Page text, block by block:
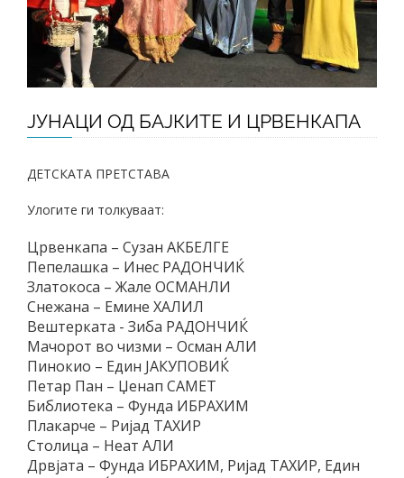
ЈУНАЦИ ОД БАЈКИТЕ И ЦРВЕНКАПА
ДЕТСКАТА ПРЕТСТАВА
Улогите ги толкуваат:
Црвенкапа – Сузан АКБЕЛГЕ
Пепелашка – Инес РАДОНЧИЌ
Златокоса – Жале ОСМАНЛИ
Снежана – Емине ХАЛИЛ
Вештерката - Зиба РАДОНЧИЌ
Мачорот во чизми – Осман АЛИ
Пинокио – Един ЈАКУПОВИЌ
Петар Пан – Џенап САМЕТ
Библиотека – Фунда ИБРАХИМ
Плакарче – Ријад ТАХИР
Столица – Неат АЛИ
Дрвјата – Фунда ИБРАХИМ, Ријад ТАХИР, Един